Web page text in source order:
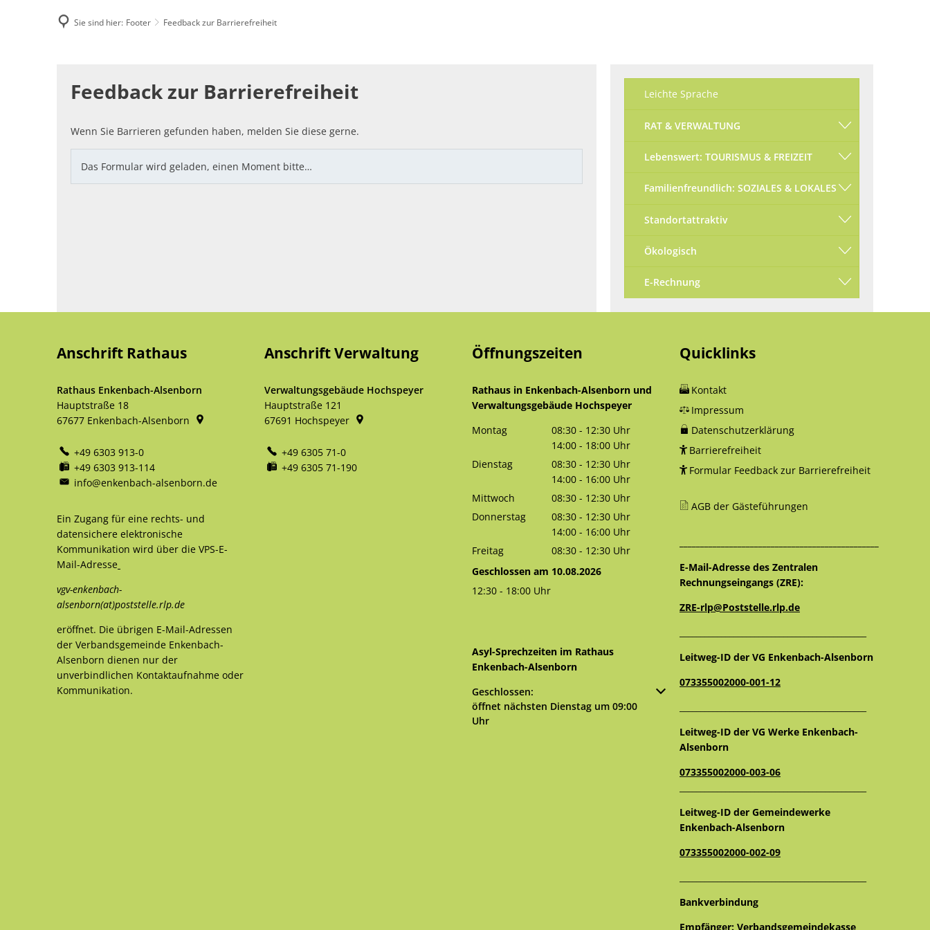
E-Rechnung
Sie sind hier: Footer Feedback zur Barrierefreiheit
Barrierefreiheit
Feedback zur Barrierefreiheit
Wenn Sie Barrieren gefunden haben, melden Sie diese gerne.
Das Formular wird geladen, einen Moment bitte…
Leichte Sprache
RAT & VERWALTUNG
Lebenswert: TOURISMUS & FREIZEIT
Familienfreundlich: SOZIALES & LOKALES
Standortattraktiv
Ökologisch
E-Rechnung
Anschrift Rathaus
Rathaus Enkenbach-Alsenborn
Hauptstraße 18
67677 Enkenbach-Alsenborn
+49 6303 913-0
+49 6303 913-114
info@enkenbach-alsenborn.de
Ein Zugang für eine rechts- und
datensichere elektronische
Kommunikation wird über die VPS-E-
Mail-Adresse
vgv-enkenbach-
alsenborn(at)poststelle.rlp.de
eröffnet. Die übrigen E-Mail-Adressen
der Verbandsgemeinde Enkenbach-
Alsenborn dienen nur der
unverbindlichen Kontaktaufnahme oder
Kommunikation.
Anschrift Verwaltung
Verwaltungsgebäude Hochspeyer
Hauptstraße 121
67691 Hochspeyer
+49 6305 71-0
+49 6305 71-190
Öffnungszeiten
Rathaus in Enkenbach-Alsenborn und
Verwaltungsgebäude Hochspeyer
Montag
08:30 - 12:30 Uhr
Von 08:30 bis 12:30 Uhr
14:00 - 18:00 Uhr
Von 14:00 bis 18:00 Uhr
Dienstag 08:30 - 12:30 Uhr
Von 08:30 bis 12:30 Uhr
14:00 - 16:00 Uhr
Von 14:00 bis 16:00 Uhr
Mittwoch 08:30 - 12:30 Uhr
Von 08:30 bis 12:30 Uhr
Donnerstag 08:30 - 12:30 Uhr
Von 08:30 bis 12:30 Uhr
14:00 - 16:00 Uhr
Von 14:00 bis 16:00 Uhr
Freitag 08:30 - 12:30 Uhr
Von 08:30 bis 12:30 Uhr
Geschlossen am 10.08.2026
12:30 - 18:00 Uhr
Asyl-Sprechzeiten im Rathaus
Enkenbach-Alsenborn
Klicken, um weitere Öffnungs- oder Schließzeiten auszublenden
Geschlossen:
öffnet nächsten Dienstag um 09:00
Uhr
Quicklinks
Kontakt
Impressum
Datenschutzerklärung
Barrierefreiheit
Formular Feedback zur Barrierefreiheit
AGB der Gästeführungen
E-Mail-Adresse des Zentralen
Rechnungseingangs (ZRE):
ZRE-rlp@Poststelle.rlp.de
Leitweg-ID der VG Enkenbach-Alsenborn
073355002000-001-12
Leitweg-ID der VG Werke Enkenbach-
Alsenborn
073355002000-003-06
Leitweg-ID der Gemeindewerke
Enkenbach-Alsenborn
073355002000-002-09
Bankverbindung
Empfänger: Verbandsgemeindekasse